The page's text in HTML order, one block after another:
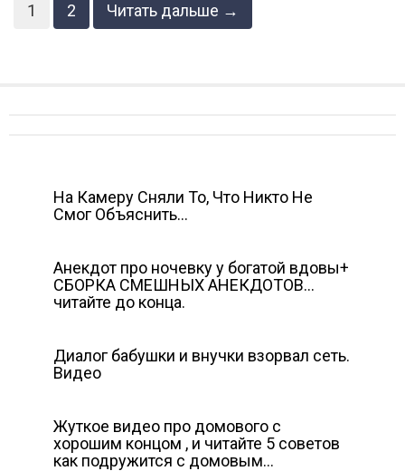
1 2 Читать дальше →
На Камеру Сняли То, Что Никто Не
Смог Объяснить…
Анекдот про ночевку у богатой вдовы+
СБОРКА СМЕШНЫХ АНЕКДОТОВ…
читайте до конца.
Диалог бабушки и внучки взорвал сеть.
Видео
Жуткое видео про домового с
хорошим концом , и читайте 5 советов
как подружится с домовым…